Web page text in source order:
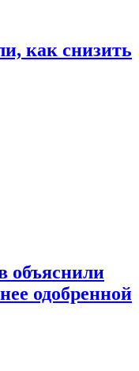
как снизить
объяснили
одобренной